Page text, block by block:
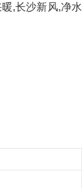
,长沙新风,净水